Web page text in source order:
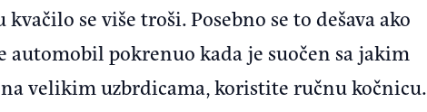
se više troši. Posebno se to dešava ako
automobil pokrenuo kada je suočen sa jakim
velikim uzbrdicama, koristite ručnu kočnicu.